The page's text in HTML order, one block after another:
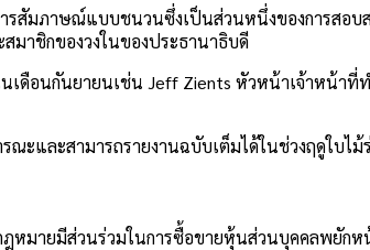
รสัมภาษณ์แบบชนวนซึ่งเป็นส่วนหนึ่งของการส
มาชิกของวงในของประธานาธิบดี
ดือนกันยายนเช่น Jeff Zients หัวหน้าเจ้าหน้าที่
ณะและสามารถรายงานฉบับเต็มได้ในช่วงฤดูใบไม้
หมายมีส่วนร่วมในการซื้อขายหุ้นส่วนบุคคลพยัก